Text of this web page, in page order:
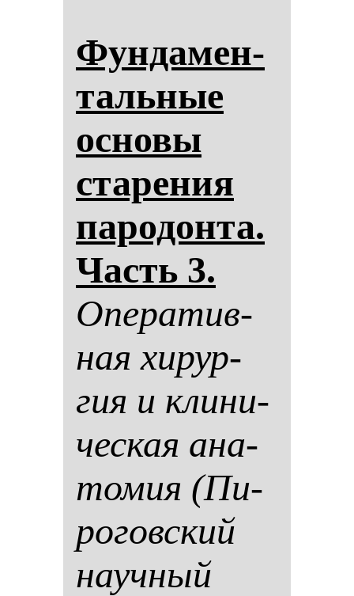
Фун­да­мен­
таль­ные
ос­но­вы
ста­ре­ния
па­ро­дон­та.
Часть 3.
Опе­ра­тив­
ная хи­рур­
гия и кли­ни­
чес­кая ана­
то­мия (Пи­
ро­гов­ский
на­уч­ный